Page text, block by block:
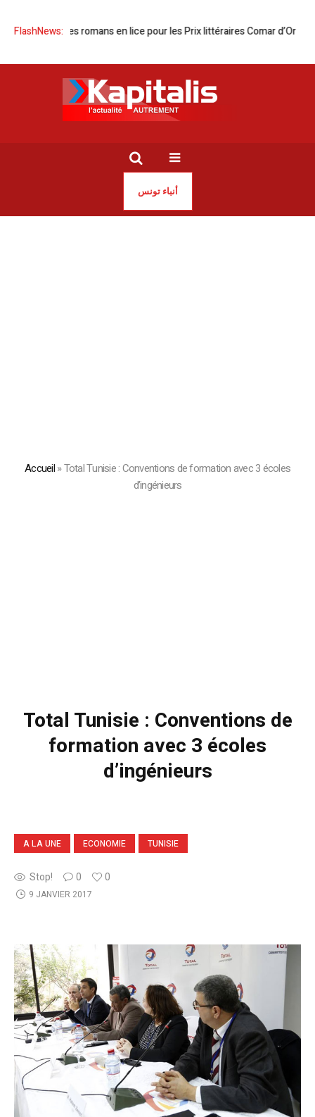
FlashNews:
des romans en lice pour les Prix littéraires Comar d’Or Guerre
أنباء تونس
Accueil»Total Tunisie : Conventions de formation avec 3 écoles
d’ingénieurs
Total Tunisie : Conventions de
formation avec 3 écoles
d’ingénieurs
A LA UNE ECONOMIE TUNISIE
Stop! 0 0
9 JANVIER 2017